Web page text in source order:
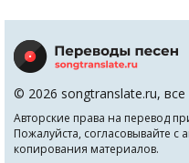
© 2026 songtranslate.ru,
Авторские права на перевод
Пожалуйста, согласовывайте
копирования материалов.